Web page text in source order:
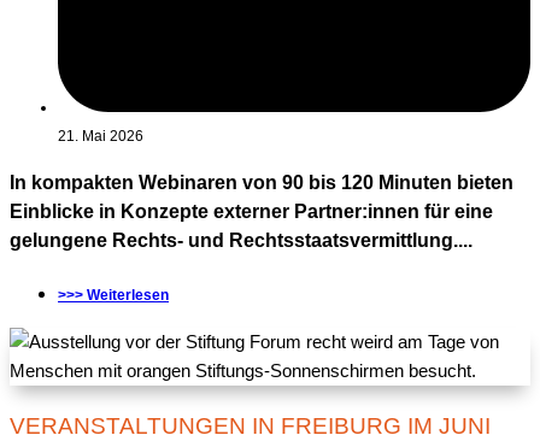
21. Mai 2026
In kompakten Webinaren von 90 bis 120 Minuten bieten
Einblicke in Konzepte externer Partner:innen für eine
gelungene Rechts- und Rechtsstaatsvermittlung....
>>> Weiterlesen
VERANSTALTUNGEN IN FREIBURG IM JUNI